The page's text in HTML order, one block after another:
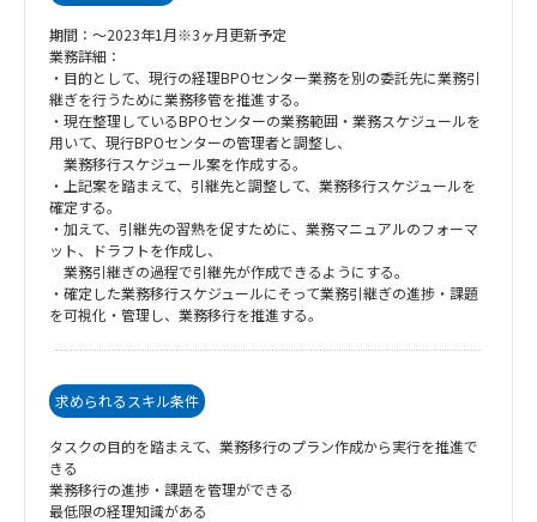
期間：～2023年1月※3ヶ月更新予定
業務詳細：
・目的として、現行の経理BPOセンター業務を別の委託先に業務引
継ぎを行うために業務移管を推進する。
・現在整理しているBPOセンターの業務範囲・業務スケジュールを
用いて、現行BPOセンターの管理者と調整し、
業務移行スケジュール案を作成する。
・上記案を踏まえて、引継先と調整して、業務移行スケジュールを
確定する。
・加えて、引継先の習熟を促すために、業務マニュアルのフォーマ
ット、ドラフトを作成し、
業務引継ぎの過程で引継先が作成できるようにする。
・確定した業務移行スケジュールにそって業務引継ぎの進捗・課題
を可視化・管理し、業務移行を推進する。
求められるスキル条件
タスクの目的を踏まえて、業務移行のプラン作成から実行を推進で
きる
業務移行の進捗・課題を管理ができる
最低限の経理知識がある